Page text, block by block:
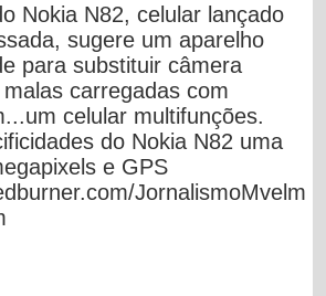
Nokia N82, celular lançado
sugere um aparelho
para substituir câmera
carregadas com
celular multifunções.
do Nokia N82 uma
e GPS
JornalismoMvelm